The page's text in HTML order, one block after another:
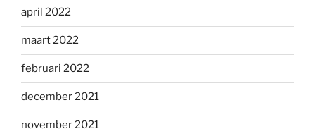
april 2022
maart 2022
februari 2022
december 2021
november 2021